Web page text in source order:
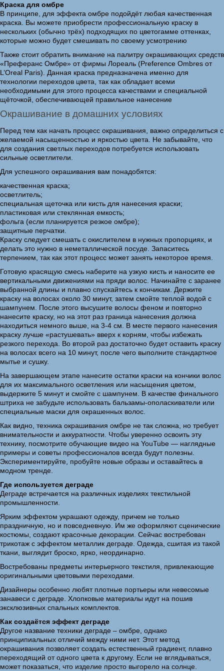
Краска для омбре
В принципе, для эффекта омбре подойдёт любая качественная
краска. Вы можете приобрести профессиональную краску в
нескольких (обычно трёх) подходящих по цветогамме оттенках,
которые можно будет смешивать по своему усмотрению
Также стоит обратить внимание на палитру окрашивающих средств
«Преферанс Омбре» от фирмы Лореаль (Preference Ombres от
L’Oreal Paris). Данная краска предназначена именно для
технологии переходов цвета, так как обладает всеми
необходимыми для этого процесса качествами и специальной
щёточкой, обеспечивающей правильное нанесение
Окрашивание в домашних условиях
Перед тем как начать процесс окрашивания, важно определиться с
желаемой насыщенностью и яркостью цвета. Не забывайте, что
для создания светлых переходов потребуется использовать
сильные осветлители.
Для успешного окрашивания вам понадобятся:
качественная краска;
осветлитель;
специальная щеточка или кисть для нанесения краски;
пластиковая или стеклянная емкость;
фольга (если планируется резкое омбре);
защитные перчатки.
Краску следует смешать с окислителем в нужных пропорциях, и
делать это нужно в неметаллической посуде. Запаситесь
терпением, так как этот процесс может занять некоторое время.
Готовую красящую смесь наберите на узкую кисть и наносите ее
вертикальными движениями на пряди волос. Начинайте с заранее
выбранной длины и плавно спускайтесь к кончикам. Держите
краску на волосах около 30 минут, затем смойте теплой водой с
шампунем. После этого высушите волосы феном и повторно
нанесите краску, но на этот раз граница нанесения должна
находиться немного выше, на 3-4 см. В месте первого нанесения
краску лучше «растушевать» вверх к корням, чтобы избежать
резкого перехода. Во второй раз достаточно будет оставить краску
на волосах всего на 10 минут, после чего выполните стандартное
мытье и сушку.
На завершающем этапе нанесите остатки краски на кончики волос
для их максимального осветления или насыщения цветом,
выдержите 5 минут и смойте с шампунем. В качестве финального
штриха не забудьте использовать бальзамы-ополаскиватели или
специальные маски для окрашенных волос.
Как видно, техника окрашивания омбре не так сложна, но требует
внимательности и аккуратности. Чтобы уверенно освоить эту
технику, посмотрите обучающие видео на YouTube — наглядные
примеры и советы профессионалов всегда будут полезны.
Экспериментируйте, пробуйте новые образы и оставайтесь в
модном тренде.
Где используется деграде
Деграде встречается на различных изделиях текстильной
промышленности.
Ярким эффектом украшают одежду, причем не только
праздничную, но и повседневную. Им же оформляют сценические
костюмы, создают красочные декорации. Сейчас востребован
трикотаж с эффектом металлик деграде. Одежда, сшитая из такой
ткани, выглядит броско, ярко, неординарно.
Востребованы предметы интерьерного текстиля, привлекающие
оригинальными цветовыми переходами.
Дизайнеры особенно любят плотные портьеры или невесомые
занавеси с деграде. Хлопковые материалы идут на пошив
эксклюзивных спальных комплектов.
Как создаётся эффект деграде
Другое название техники деграде – омбре, однако
принципиальных отличий между ними нет. Этот метод
окрашивания позволяет создать естественный градиент, плавно
переходящий от одного цвета к другому. Если не вглядываться,
может показаться, что изделие просто выгорело на солнце.